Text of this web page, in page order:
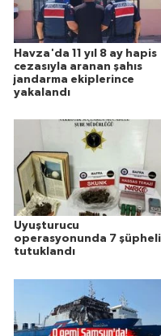
Havza'da 11 yıl 8 ay hapis
cezasıyla aranan şahıs
jandarma ekiplerince
yakalandı
Uyuşturucu
operasyonunda 7 şüpheli
tutuklandı